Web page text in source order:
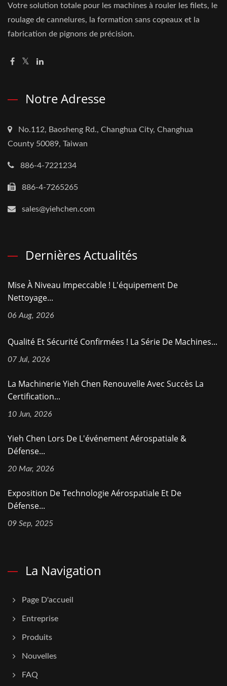
Votre solution totale pour les machines à rouler les filets, le
roulage de cannelures, la formation sans copeaux et la
fabrication de pignons de précision.
Notre Adresse
No.112, Baosheng Rd., Changhua City, Changhua
County 50089, Taiwan
886-4-7221234
886-4-7265265
sales@yiehchen.com
Dernières Actualités
Mise À Niveau Impeccable ! L'équipement De
Nettoyage...
06 Aug, 2026
Qualité Et Sécurité Confirmées ! La Série De Machines...
07 Jul, 2026
La Machinerie Yieh Chen Renouvelle Avec Succès La
Certification...
10 Jun, 2026
Yieh Chen Lors De L'événement Aérospatiale &
Défense...
20 Mar, 2026
Exposition De Technologie Aérospatiale Et De
Défense...
09 Sep, 2025
La Navigation
Page D'accueil
Entreprise
Produits
Nouvelles
FAQ